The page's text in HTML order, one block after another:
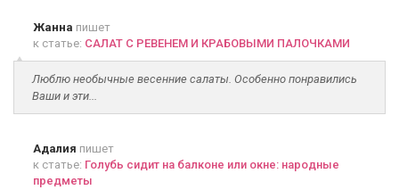
Жанна пишет
к статье: САЛАТ С РЕВЕНЕМ И КРАБОВЫМИ ПАЛОЧКАМИ
Люблю необычные весенние салаты. Особенно понравились
Ваши и эти...
Адалия пишет
к статье: Голубь сидит на балконе или окне: народные
предметы